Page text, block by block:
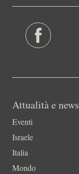
Attualità e news
Eventi
Israele
Italia
Mondo